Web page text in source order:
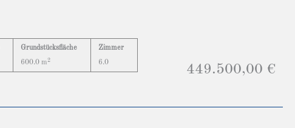
Grundstücksfläche
600.0 m2
Zimmer
6.0
449.500,00 €